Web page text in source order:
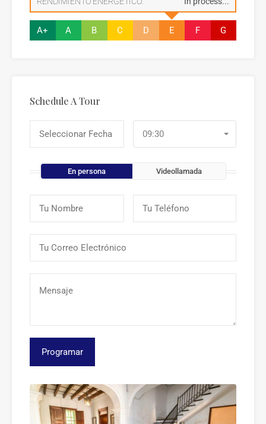
A+ A B C D E F G
Schedule A Tour
09:30
En persona Videollamada